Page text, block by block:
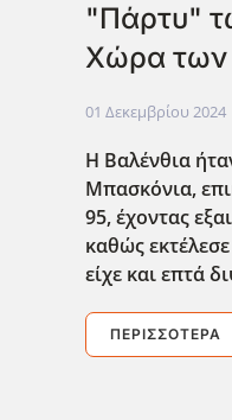
"Πάρτυ"
Χώρα
01 Δεκεμβρίου 2024
Η Βαλένθια
Μπασκόνια,
95, έχοντας
καθώς
είχε και επτά
ΠΕΡΙΣΣΌΤΕΡΑ